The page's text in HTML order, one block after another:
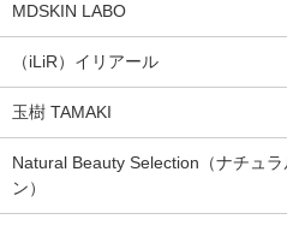
MDSKIN LABO
（iLiR）イリアール
玉樹 TAMAKI
Natural Beauty Selection（ナチュ
ン）